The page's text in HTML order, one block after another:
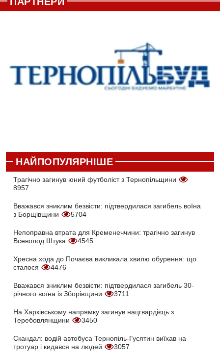
НАЙПОПУЛЯРНІШЕ
Трагічно загинув юний футболіст з Тернопільщини
8957
Вважався зниклим безвісти: підтвердилася загибель воїна
з Борщівщини
5704
Непоправна втрата для Кременеччини: трагічно загинув
Всеволод Штука
4545
Хресна хода до Почаєва викликала хвилю обурення: що
сталося
4476
Вважався зниклим безвісти: підтвердилася загибель 30-
річного воїна із Зборівщини
3711
На Харківському напрямку загинув нацгвардієць з
Теребовлянщини
3450
Скандал: водій автобуса Тернопіль-Гусятин виїхав на
тротуар і кидався на людей
3057